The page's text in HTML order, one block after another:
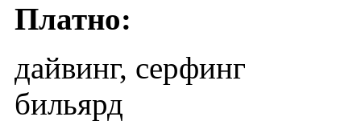
Платно:
дайвинг, серфинг
бильярд